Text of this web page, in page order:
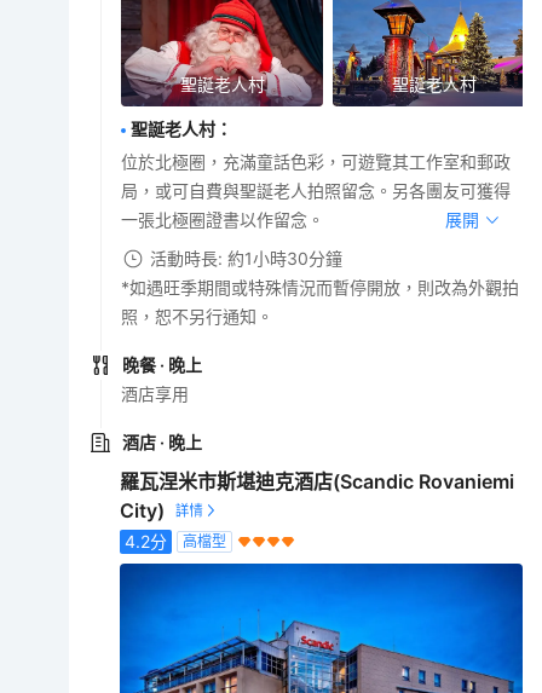
聖誕老人村 聖誕老人村
聖誕老人村 ：
位於北極圈，充滿童話色彩，可遊覽其工作室和郵政
局，或可自費與聖誕老人拍照留念。另各團友可獲得
一張北極圈證書以作留念。
展開
活動時長: 約1小時30分鐘
*如遇旺季期間或特殊情況而暫停開放，則改為外觀拍
照，恕不另行通知。
晚餐 · 晚上
酒店享用
酒店 · 晚上
羅瓦涅米市斯堪迪克酒店(Scandic Rovaniemi
City)
4.2分 高檔型